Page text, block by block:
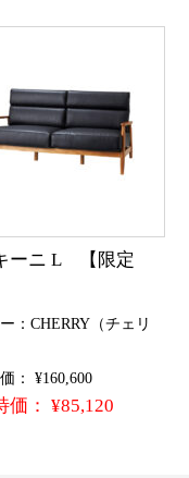
ーニ L 【限定
：CHERRY（チェリ
： ¥160,600
価： ¥85,120